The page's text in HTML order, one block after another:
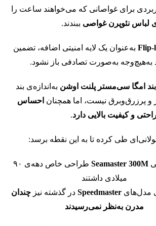
برای غواصانی که می‌خواهند ساعت را
لباس نئوپرن غواصی ببندند.
به‌عنوان یک لایه امنیتی اضافه، تضمین
به‌هیچ‌وجه به‌صورت تصادفی باز نشود.
بند امگا سی‌مستر پلنت اوشن به‌اندازه‌ی بند
پرزرق‌وبرق نیست، اما همچنان احساس
و کیفیت بالایی دارد.
طی کرده تا به این نقطه برسد:
Seamaster 300M
طراحی خاص دهه‌ی ۹۰
میلادی داشتند
مدل‌های Speedmaster در گذشته نیز چندان
مدرن به‌نظر نمی‌رسیدند